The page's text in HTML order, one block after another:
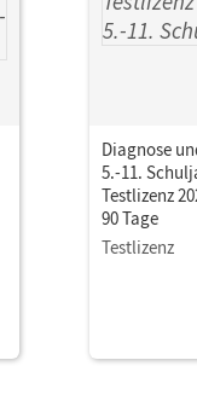
Diagnose
5.-11.
Testlizenz
90 Tage
Testlizenz